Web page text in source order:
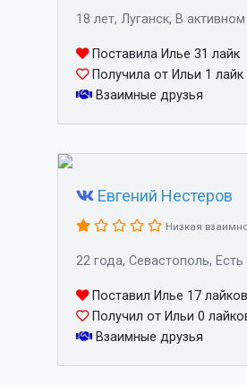
18 лет, Луганск, В
Поставила Илье 31 лайк
Получила от Ильи 1 лайк
Взаимные друзья
Евгений Нестеров
Низкая
22 года, Севастополь, Есть
Поставил Илье 17 лайков
Получил от Ильи 0
Взаимные друзья